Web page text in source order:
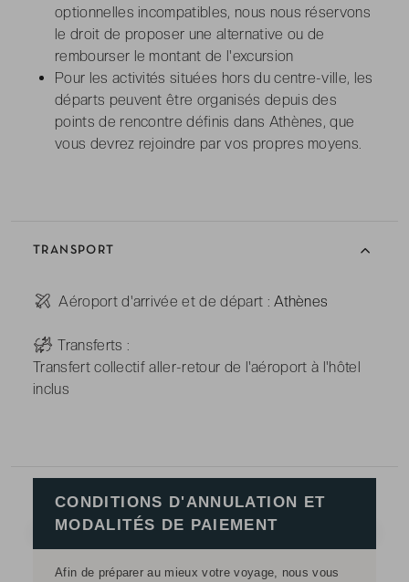
optionnelles incompatibles, nous nous réservons
le droit de proposer une alternative ou de
rembourser le montant de l'excursion
Pour les activités situées hors du centre-ville, les
départs peuvent être organisés depuis des
points de rencontre définis dans Athènes, que
vous devrez rejoindre par vos propres moyens.
TRANSPORT
-Aéroport d'arrivée et de départ :Athènes
-Transferts :
Transfert collectif aller-retour de l'aéroport à l'hôtel
inclus
CONDITIONS D'ANNULATION ET
MODALITÉS DE PAIEMENT
Afin de préparer au mieux votre voyage, nous vous